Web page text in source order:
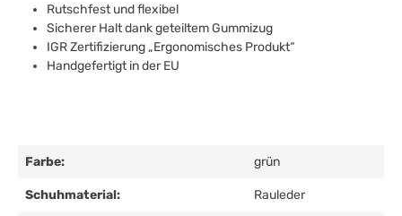
Rutschfest und flexibel
Sicherer Halt dank geteiltem Gummizug
IGR Zertifizierung „Ergonomisches Produkt“
Handgefertigt in der EU
Farbe: grün
Schuhmaterial: Rauleder